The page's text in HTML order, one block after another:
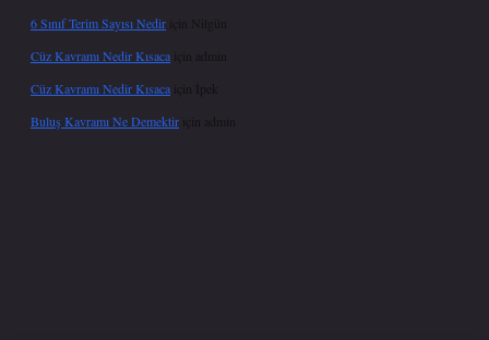
6 Sınıf Terim Sayısı Nedir için Nilgün
Cüz Kavramı Nedir Kısaca için
admin
Cüz Kavramı Nedir Kısaca için İpek
Buluş Kavramı Ne Demektir için admin